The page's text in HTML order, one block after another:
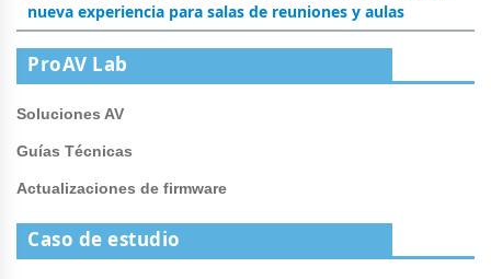
nueva experiencia para salas de reuniones y aulas
ProAV Lab
Soluciones AV
Guías Técnicas
Actualizaciones de firmware
Caso de estudio